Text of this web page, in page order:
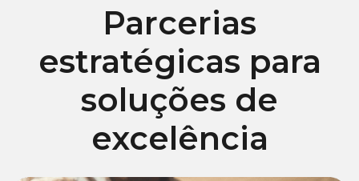
Parcerias
estratégicas para
soluções de
excelência